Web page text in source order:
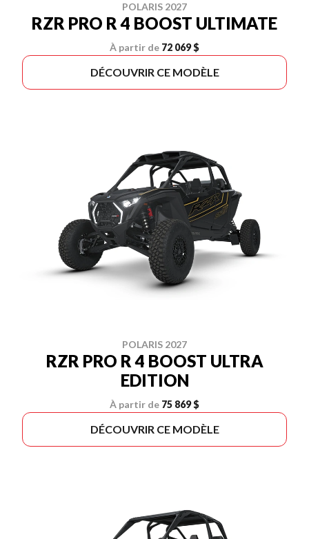
POLARIS 2027
RZR PRO R 4 BOOST ULTIMATE
À partir de 72 069 $
DÉCOUVRIR CE MODÈLE
POLARIS 2027
RZR PRO R 4 BOOST ULTRA
EDITION
À partir de 75 869 $
DÉCOUVRIR CE MODÈLE